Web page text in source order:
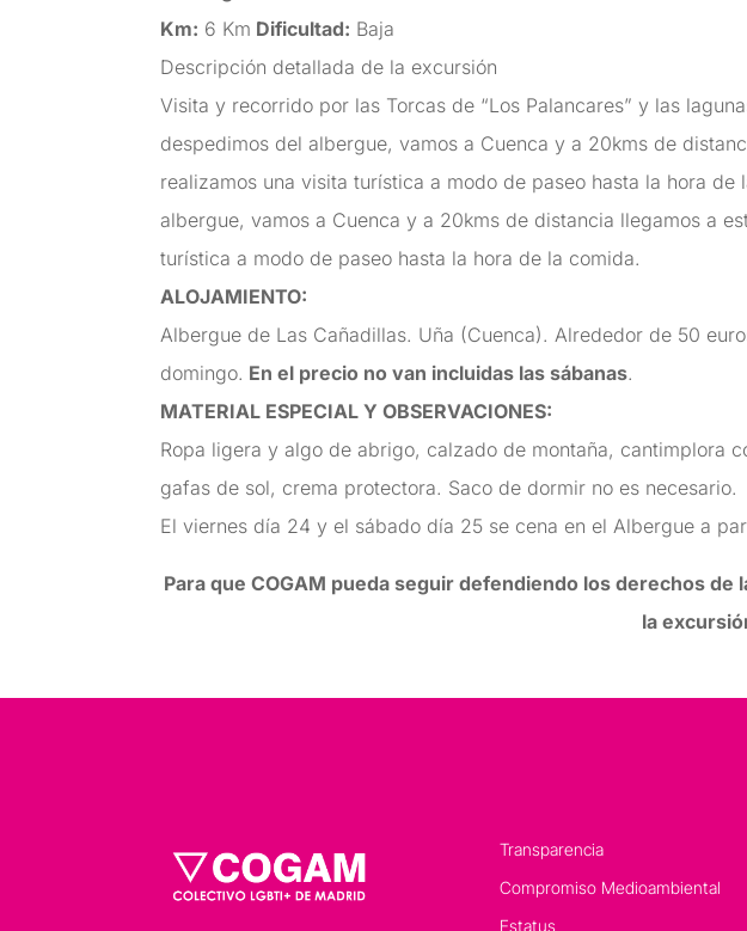
Km: 6 Km Dificultad: Baja
Descripción detallada de la excursión
Visita y recorrido por las Torcas de “Los Palancares” y las
despedimos del albergue, vamos a Cuenca y a 20kms de
realizamos una visita turística a modo de paseo hasta la hora
albergue, vamos a Cuenca y a 20kms de distancia llegamos a
turística a modo de paseo hasta la hora de la comida.
ALOJAMIENTO:
Albergue de Las Cañadillas. Uña (Cuenca). Alrededor de 50
domingo. En el precio no van incluidas las sábanas.
MATERIAL ESPECIAL Y OBSERVACIONES:
Ropa ligera y algo de abrigo, calzado de montaña, cantimplora
gafas de sol, crema protectora. Saco de dormir no es necesario.
El viernes día 24 y el sábado día 25 se cena en el Albergue a
Para que COGAM pueda seguir defendiendo los derechos
la
Transparencia
Compromiso Medioambiental
Estatus